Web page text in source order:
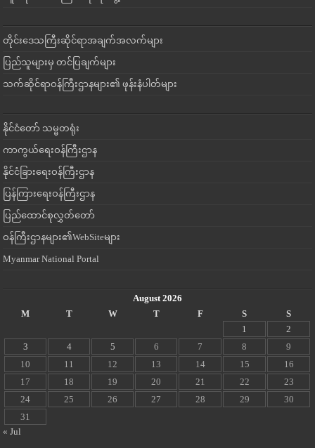
တိုင်းဒေသကြီးဆိုင်ရာအချက်အလက်များ
ပြည်သူများမှ တင်ပြချက်များ
သက်ဆိုင်ရာဝန်ကြီးဌာနများ၏ ဖုန်းနံပါတ်များ
နိုင်ငံတော် သမ္မတရုံး
ကာကွယ်ရေးဝန်ကြီးဌာန
နိုင်ငံခြားရေးဝန်ကြီးဌာန
ပြန်ကြားရေးဝန်ကြီးဌာန
ပြည်ထောင်စုလွှတ်တော်
ဝန်ကြီးဌာနများ၏WebSiteများ
Myanmar National Portal
August 2026
M
T W T F S
S
1
2
3
4 5 6 7 8
9
10
11 12 13 14 15
16
17
18 19 20 21 22
23
24
25 26 27 28 29
30
31
« Jul